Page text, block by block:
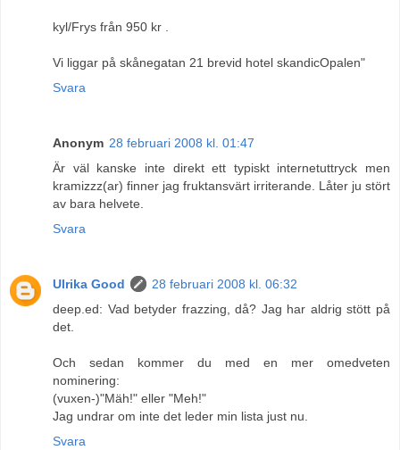
kyl/Frys från 950 kr .
Vi liggar på skånegatan 21 brevid hotel skandicOpalen"
Svara
Anonym 28 februari 2008 kl. 01:47
Är väl kanske inte direkt ett typiskt internetuttryck men
kramizzz(ar) finner jag fruktansvärt irriterande. Låter ju stört
av bara helvete.
Svara
Ulrika Good
28 februari 2008 kl. 06:32
deep.ed: Vad betyder frazzing, då? Jag har aldrig stött på
det.
Och sedan kommer du med en mer omedveten
nominering:
(vuxen-)"Mäh!" eller "Meh!"
Jag undrar om inte det leder min lista just nu.
Svara